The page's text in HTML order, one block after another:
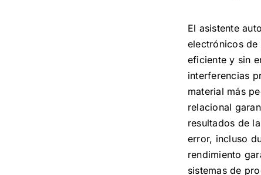
El asistente
electrónicos de
eficiente y sin
interferencias
material más
relacional
resultados de
error, incluso
rendimiento
sistemas de